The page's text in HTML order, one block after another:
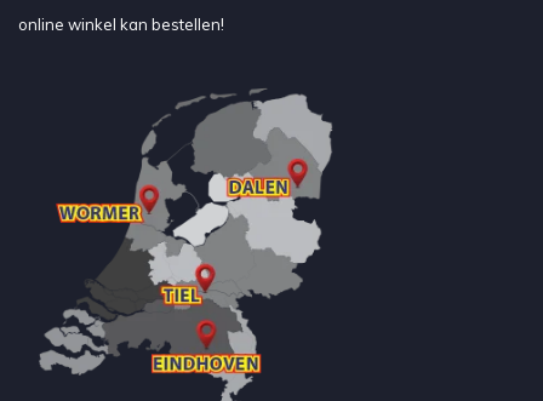
online winkel kan bestellen!